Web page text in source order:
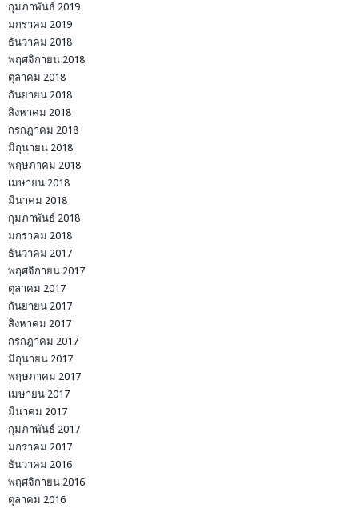
กุมภาพันธ์ 2019
มกราคม 2019
ธันวาคม 2018
พฤศจิกายน 2018
ตุลาคม 2018
กันยายน 2018
สิงหาคม 2018
กรกฎาคม 2018
มิถุนายน 2018
พฤษภาคม 2018
เมษายน 2018
มีนาคม 2018
กุมภาพันธ์ 2018
มกราคม 2018
ธันวาคม 2017
พฤศจิกายน 2017
ตุลาคม 2017
กันยายน 2017
สิงหาคม 2017
กรกฎาคม 2017
มิถุนายน 2017
พฤษภาคม 2017
เมษายน 2017
มีนาคม 2017
กุมภาพันธ์ 2017
มกราคม 2017
ธันวาคม 2016
พฤศจิกายน 2016
ตุลาคม 2016